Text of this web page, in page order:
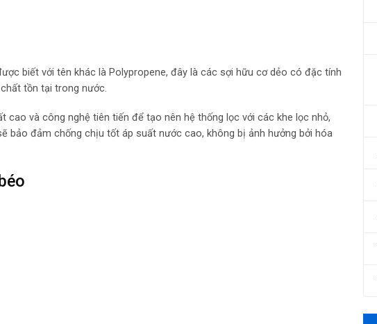
biết với tên khác là Polypropene, đây là các sợi hữu cơ dẻo có đặc tính
tồn tại trong nước.
cao và công nghệ tiên tiến để tạo nên hệ thống lọc với các khe lọc nhỏ,
bảo đảm chống chịu tốt áp suất nước cao, không bị ảnh hưởng bởi hóa